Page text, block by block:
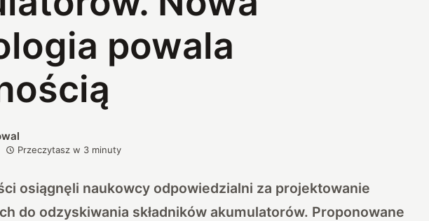
powala
Przeczytasz w 3 minuty
osiągnęli naukowcy odpowiedzialni za projektowanie
do odzyskiwania składników akumulatorów. Proponowane